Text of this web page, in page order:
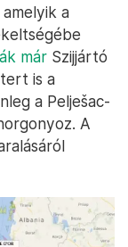
amelyik a
már Szijjártó
is a
a Pelješac-
A